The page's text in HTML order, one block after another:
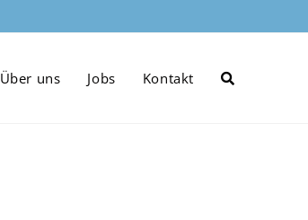
Über uns Jobs Kontakt